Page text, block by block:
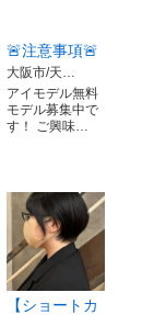
🚨注意事項🚨
大阪市/天…
アイモデル無料
モデル募集中で
す！ ご興味…
【ショートカ